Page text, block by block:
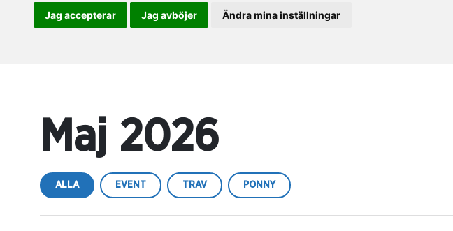
Jag accepterar Jag avböjer Ändra mina inställningar
Maj 2026
ALLA EVENT TRAV PONNY